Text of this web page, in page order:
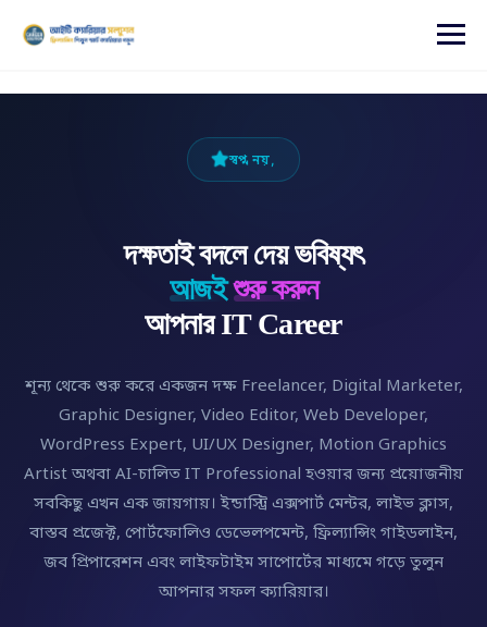
স্বপ্ন নয়,
দক্ষতাই বদলে দেয় ভবিষ্যৎ
আজই শুরু করুন
আপনার IT Career
শূন্য থেকে শুরু করে একজন দক্ষ Freelancer, Digital Marketer,
Graphic Designer, Video Editor, Web Developer,
WordPress Expert, UI/UX Designer, Motion Graphics
Artist অথবা AI-চালিত IT Professional হওয়ার জন্য প্রয়োজনীয়
সবকিছু এখন এক জায়গায়। ইন্ডাস্ট্রি এক্সপার্ট মেন্টর, লাইভ ক্লাস,
বাস্তব প্রজেক্ট, পোর্টফোলিও ডেভেলপমেন্ট, ফ্রিল্যান্সিং গাইডলাইন,
জব প্রিপারেশন এবং লাইফটাইম সাপোর্টের মাধ্যমে গড়ে তুলুন
আপনার সফল ক্যারিয়ার।